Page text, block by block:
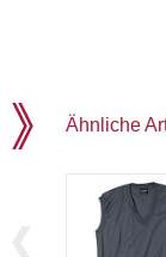
Ähnliche